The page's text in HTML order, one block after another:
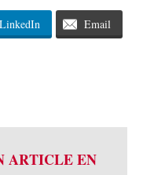
LinkedIn Email
ARTICLE EN